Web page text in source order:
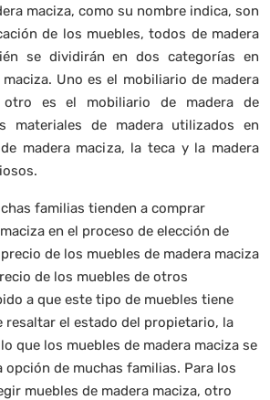
maciza, como su nombre indica, son
de los muebles, todos de madera
se dividirán en dos categorías en
Uno es el mobiliario de madera
es el mobiliario de madera de
materiales de madera utilizados en
madera maciza, la teca y la madera
familias tienden a comprar
en el proceso de elección de
de los muebles de madera maciza
de los muebles de otros
a que este tipo de muebles tiene
resaltar el estado del propietario, la
que los muebles de madera maciza se
opción de muchas familias. Para los
muebles de madera maciza, otro